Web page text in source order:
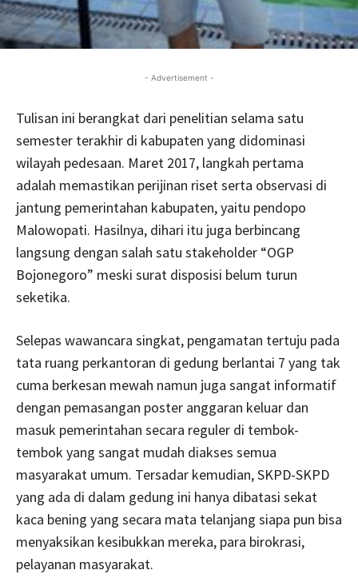
- Advertisement -
Tulisan ini berangkat dari penelitian selama satu
semester terakhir di kabupaten yang didominasi
wilayah pedesaan. Maret 2017, langkah pertama
adalah memastikan perijinan riset serta observasi di
jantung pemerintahan kabupaten, yaitu pendopo
Malowopati. Hasilnya, dihari itu juga berbincang
langsung dengan salah satu stakeholder “OGP
Bojonegoro” meski surat disposisi belum turun
seketika.
Selepas wawancara singkat, pengamatan tertuju pada
tata ruang perkantoran di gedung berlantai 7 yang tak
cuma berkesan mewah namun juga sangat informatif
dengan pemasangan poster anggaran keluar dan
masuk pemerintahan secara reguler di tembok-
tembok yang sangat mudah diakses semua
masyarakat umum. Tersadar kemudian, SKPD-SKPD
yang ada di dalam gedung ini hanya dibatasi sekat
kaca bening yang secara mata telanjang siapa pun bisa
menyaksikan kesibukkan mereka, para birokrasi,
pelayanan masyarakat.